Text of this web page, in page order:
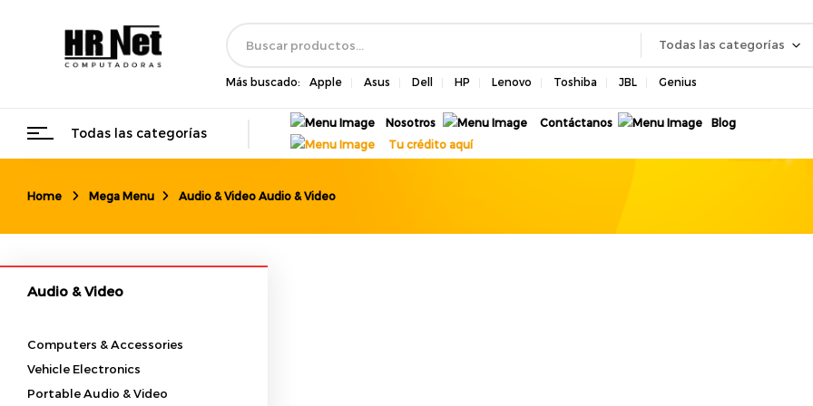
Todas las categorías
Más buscado: Apple Asus Dell HP Lenovo Toshiba JBL Genius
Todas las categorías
Nosotros Contáctanos
Blog
Tu crédito aquí
Home Mega Menu Audio & VideoAudio & Video
Audio & Video
Computers & Accessories
Vehicle Electronics
Portable Audio & Video